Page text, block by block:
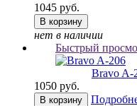
1045 руб.
В корзину
нет в наличии
Быстрый
Bravo A-
1050 руб.
В корзину